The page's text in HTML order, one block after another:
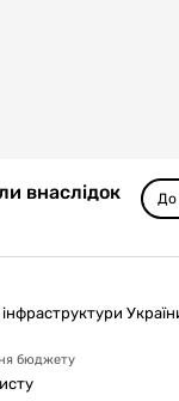
Будівельники
все, що
внаслідок
бюджету